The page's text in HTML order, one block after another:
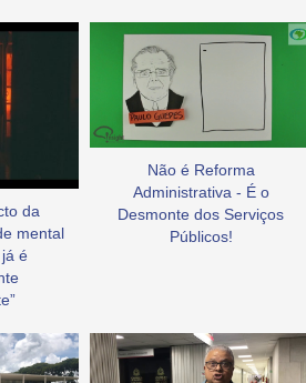
da
mental
é
Não é Reforma
Administrativa - É o
Desmonte dos Serviços
Públicos!